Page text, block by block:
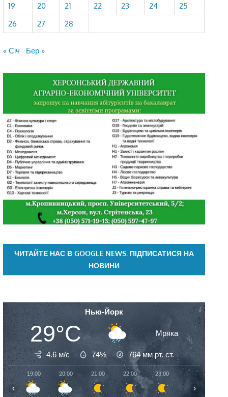
19
20 21 22 23 24
25
26
27 28
« Січ Бер »
ЧИТАЙТЕ НАС В GOOGLE NEWS. ПІДПИСАТИСЯ НА
НОВИНИ
Нью-Йорк
29°C Мряка
4.6 м/с 74% 764мм рт. ст.
19:00 20:00 21:00 22:00 23:00 00:00
‹ ›